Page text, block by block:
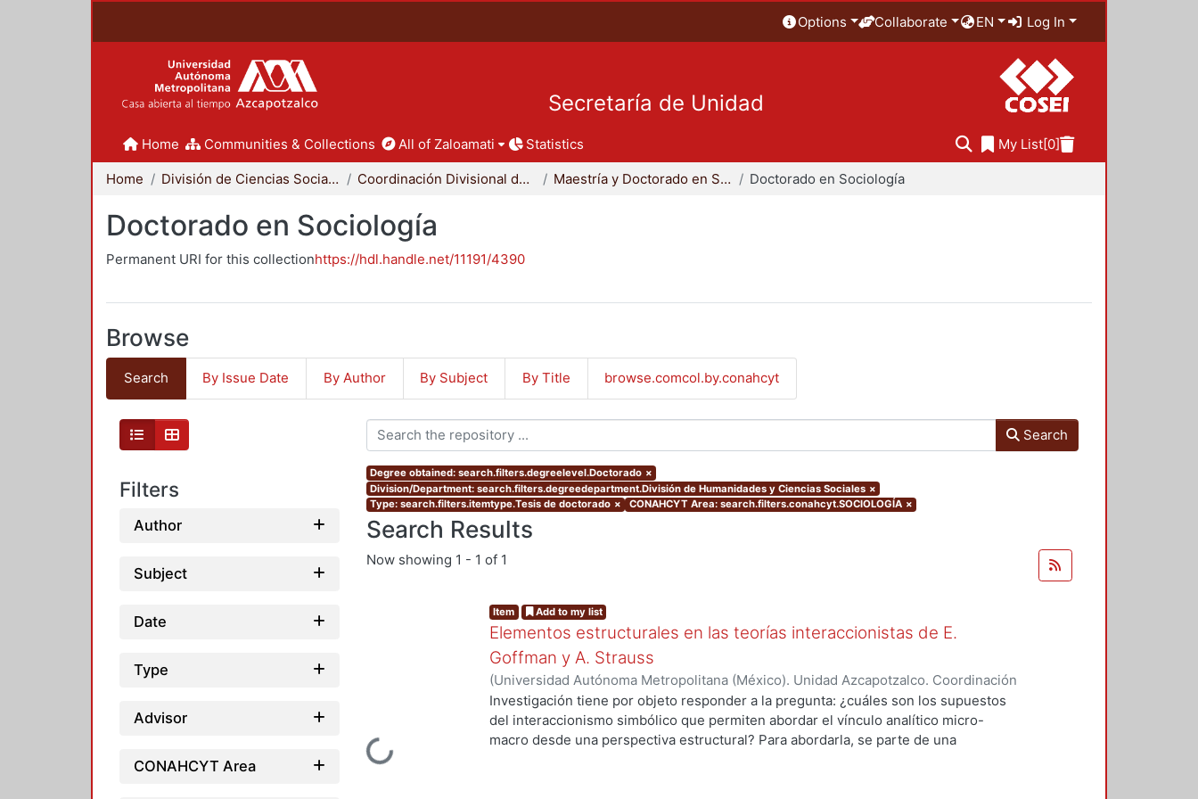
Options Collaborate EN Log In
Secretaría de Unidad
Home Communities & Collections All of Zaloamati Statistics My List[0]
Home División de Ciencias Sociales y Humanidades Coordinación Divisional de Posgrado Maestría y Doctorado en Sociología Doctorado en Sociología
Doctorado en Sociología
Permanent URI for this collectionhttps://hdl.handle.net/11191/4390
Browse
Search By Issue Date By Author By Subject By Title browse.comcol.by.conahcyt
Filters
Author
Subject
Date
Type
Advisor
CONAHCYT Area
Search
Degree obtained: search.filters.degreelevel.Doctorado ×
Division/Department: search.filters.degreedepartment.División de Humanidades y Ciencias Sociales ×
Type: search.filters.itemtype.Tesis de doctorado × CONAHCYT Area: search.filters.conahcyt.SOCIOLOGÍA ×
Search Results
Now showing 1 - 1 of 1
Loading...
Item Add to my list
Elementos estructurales en las teorías interaccionistas de E.
Goffman y A. Strauss
(Universidad Autónoma Metropolitana (México). Unidad Azcapotzalco. Coordinación
de Servicios de Información.,2012)Gaytan Sánchez, Amalia Patricia
Investigación tiene por objeto responder a la pregunta: ¿cuáles son los supuestos
del interaccionismo simbólico que permiten abordar el vínculo analítico micro-
macro desde una perspectiva estructural? Para abordarla, se parte de una